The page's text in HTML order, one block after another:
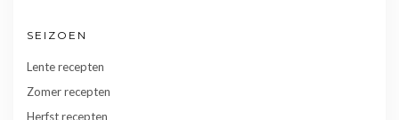
SEIZOEN
Lente recepten
Zomer recepten
Herfst recepten